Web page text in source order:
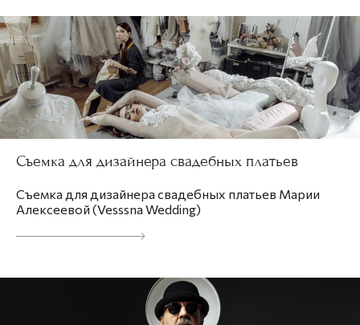
Съемка для дизайнера свадебных платьев
Съемка для дизайнера свадебных платьев Марии
Алексеевой (Vesssna Wedding)